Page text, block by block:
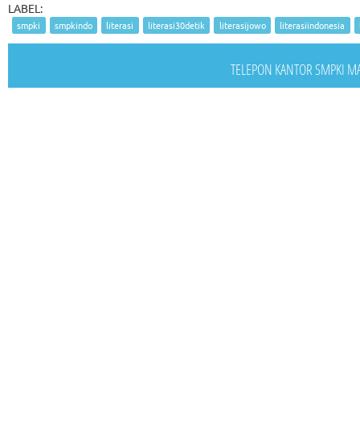
LABEL:
smpki smpkindo literasi literasi30detik literasijowo literasiindonesia
TELEPON KANTOR SMPKI